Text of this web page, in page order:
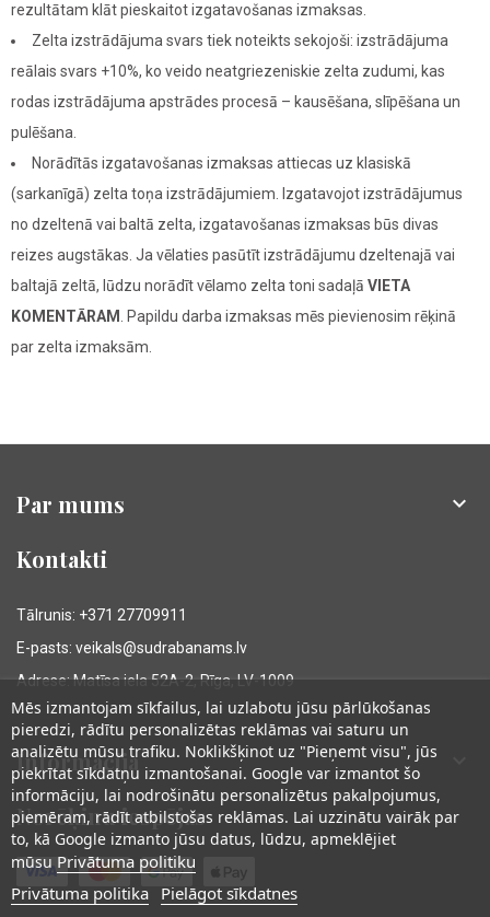
rezultātam klāt pieskaitot izgatavošanas izmaksas.
Zelta izstrādājuma svars tiek noteikts sekojoši: izstrādājuma
reālais svars +10%, ko veido neatgriezeniskie zelta zudumi, kas
rodas izstrādājuma apstrādes procesā – kausēšana, slīpēšana un
pulēšana.
Norādītās izgatavošanas izmaksas attiecas uz klasiskā
(sarkanīgā) zelta toņa izstrādājumiem. Izgatavojot izstrādājumus
no dzeltenā vai baltā zelta, izgatavošanas izmaksas būs divas
reizes augstākas. Ja vēlaties pasūtīt izstrādājumu dzeltenajā vai
baltajā zeltā, lūdzu norādīt vēlamo zelta toni sadaļā VIETA
KOMENTĀRAM . Papildu darba izmaksas mēs pievienosim rēķinā
par zelta izmaksām.
Par mums 
Kontakti
Tālrunis: +371 27709911
E-pasts: veikals@sudrabanams.lv
Adrese: Matīsa iela 52A-2, Rīga, LV-1009
Informācija
Norēķinu iespējas
Mēs izmantojam sīkfailus, lai uzlabotu jūsu pārlūkošanas
pieredzi, rādītu personalizētas reklāmas vai saturu un
analizētu mūsu trafiku. Noklikšķinot uz "Pieņemt visu", jūs
piekrītat sīkdatņu izmantošanai. Google var izmantot šo
informāciju, lai nodrošinātu personalizētus pakalpojumus,
piemēram, rādīt atbilstošas reklāmas. Lai uzzinātu vairāk par
to, kā Google izmanto jūsu datus, lūdzu, apmeklējiet
mūsu Privātuma politiku
Privātuma politika Pielāgot sīkdatnes